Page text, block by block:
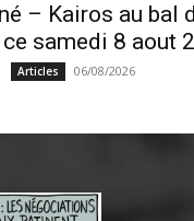
– Kairos au bal
samedi 8 aout
Articles 06/08/2026